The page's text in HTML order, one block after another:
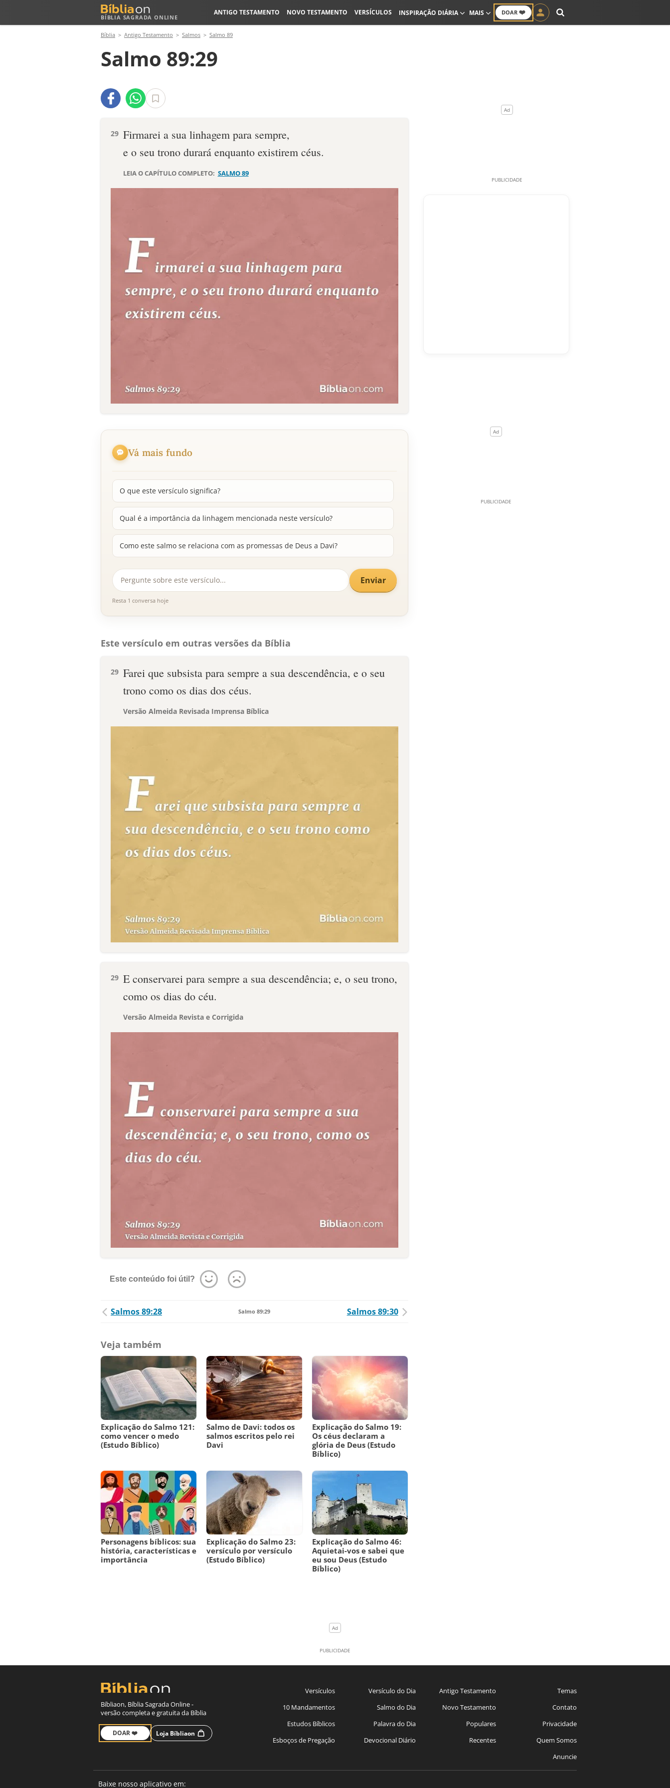
BÍBLIA SAGRADA ONLINE
DOAR ❤️
ANTIGO TESTAMENTO NOVO TESTAMENTO VERSÍCULOS INSPIRAÇÃO DIÁRIA MAIS
Bíblia Antigo Testamento Salmos Salmo 89
Salmo 89:29
29 Firmarei a sua linhagem para sempre,
e o seu trono durará enquanto existirem céus.
LEIA O CAPÍTULO COMPLETO: SALMO 89
Vá mais fundo
O que este versículo significa?
Qual é a importância da linhagem mencionada neste versículo?
Como este salmo se relaciona com as promessas de Deus a Davi?
Enviar
Resta 1 conversa hoje
Este versículo em outras versões da Bíblia
29 Farei que subsista para sempre a sua descendência, e o seu
trono como os dias dos céus.
Versão Almeida Revisada Imprensa Bíblica
29 E conservarei para sempre a sua descendência; e, o seu trono,
como os dias do céu.
Versão Almeida Revista e Corrigida
Este conteúdo foi útil?
Salmos 89:28 Salmo 89:29 Salmos 89:30
Veja também
Explicação do Salmo 121:
como vencer o medo
(Estudo Bíblico)
Salmo de Davi: todos os
salmos escritos pelo rei
Davi
Explicação do Salmo 19:
Os céus declaram a
glória de Deus (Estudo
Bíblico)
Personagens bíblicos: sua
história, características e
importância
Explicação do Salmo 23:
versículo por versículo
(Estudo Bíblico)
Explicação do Salmo 46:
Aquietai-vos e sabei que
eu sou Deus (Estudo
Bíblico)
Bíbliaon, Bíblia Sagrada Online -
versão completa e gratuita da Bíblia
DOAR ❤️ Loja Bíbliaon
Versículos
10 Mandamentos
Estudos Bíblicos
Esboços de Pregação
Versículo do Dia
Salmo do Dia
Palavra do Dia
Devocional Diário
Antigo Testamento
Novo Testamento
Populares
Recentes
Temas
Contato
Privacidade
Quem Somos
Anuncie
Baixe nosso aplicativo em: